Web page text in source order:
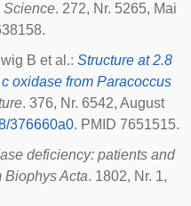
Science. 272, Nr. 5265, Mai
B et al.: Structure at 2.8
oxidase from Paracoccus
. 376, Nr. 6542, August
376660a0. PMID 7651515.
deficiency: patients and
Biophys Acta. 1802, Nr. 1,